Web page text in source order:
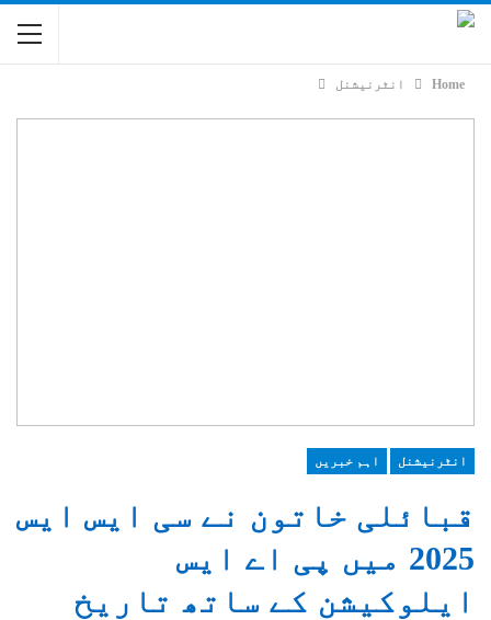
Home انٹرنیشنل
انٹرنیشنل اہم خبریں
قبائلی خاتون نے سی ایس ایس
2025 میں پی اے ایس
ایلوکیشن کے ساتھ تاریخ